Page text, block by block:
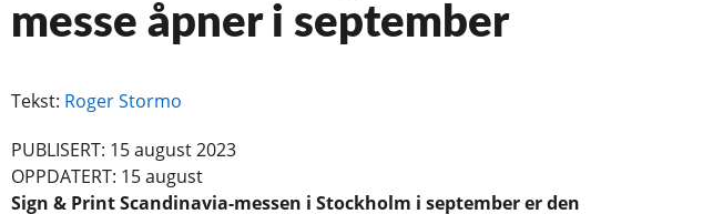
messe åpner i september
Tekst: Roger Stormo
PUBLISERT: 15 august 2023
OPPDATERT: 15 august
Sign & Print Scandinavia-messen i Stockholm i september er den